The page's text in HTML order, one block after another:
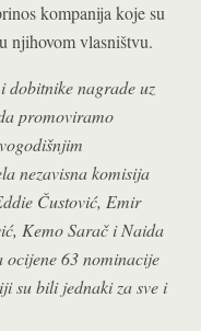
kompanija koje su
njihovom vlasništvu.
dobitnike nagrade uz
promoviramo
nezavisna komisija
Čustović, Emir
Kemo Sarač i Naida
63 nominacije
su bili jednaki za sve i